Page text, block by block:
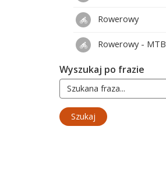
Rowerowy
Rowerowy - MTB
Wyszukaj po frazie